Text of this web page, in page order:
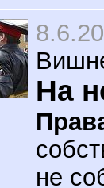
На
не